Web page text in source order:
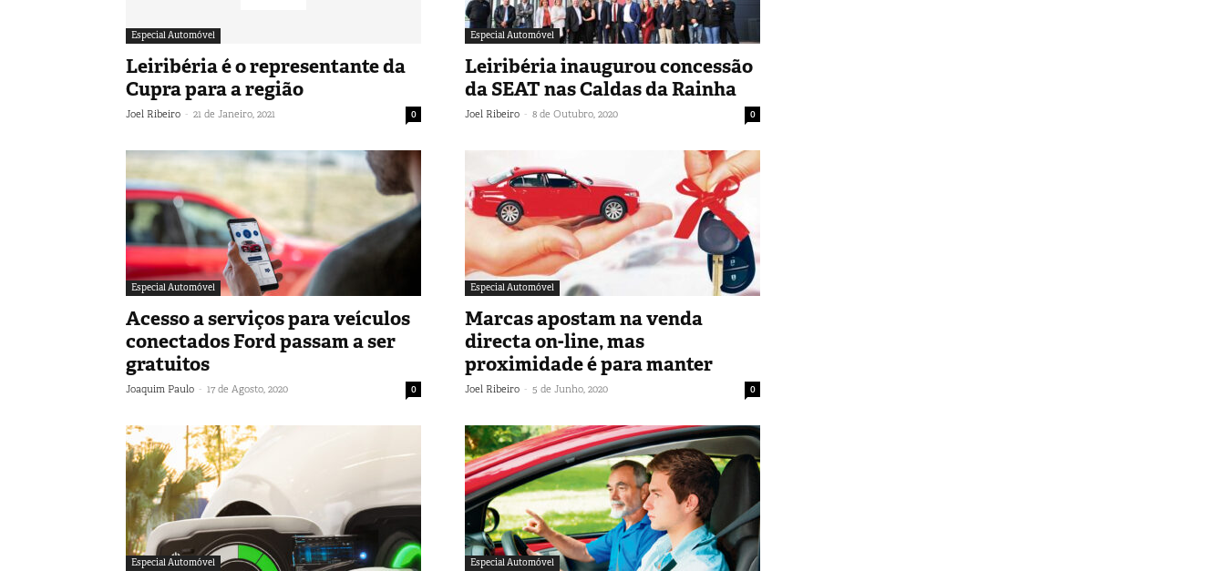
Especial Automóvel
Leiribéria é o representante da
Cupra para a região
Joel Ribeiro - 21 de Janeiro, 2021 0
Especial Automóvel
Leiribéria inaugurou concessão
da SEAT nas Caldas da Rainha
Joel Ribeiro - 8 de Outubro, 2020 0
Especial Automóvel
Acesso a serviços para veículos
conectados Ford passam a ser
gratuitos
Joaquim Paulo - 17 de Agosto, 2020 0
Especial Automóvel
Marcas apostam na venda
directa on-line, mas
proximidade é para manter
Joel Ribeiro - 5 de Junho, 2020 0
Especial Automóvel Especial Automóvel